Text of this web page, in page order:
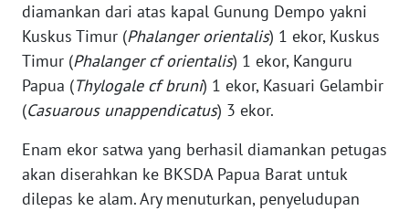
diamankan dari atas kapal Gunung Dempo yakni
Kuskus Timur (Phalanger orientalis) 1 ekor, Kuskus
Timur (Phalanger cf orientalis) 1 ekor, Kanguru
Papua (Thylogale cf bruni) 1 ekor, Kasuari Gelambir
(Casuarous unappendicatus) 3 ekor.
Enam ekor satwa yang berhasil diamankan petugas
akan diserahkan ke BKSDA Papua Barat untuk
dilepas ke alam. Ary menuturkan, penyeludupan
WN
BANTEN
NTT
WN
KEPRI